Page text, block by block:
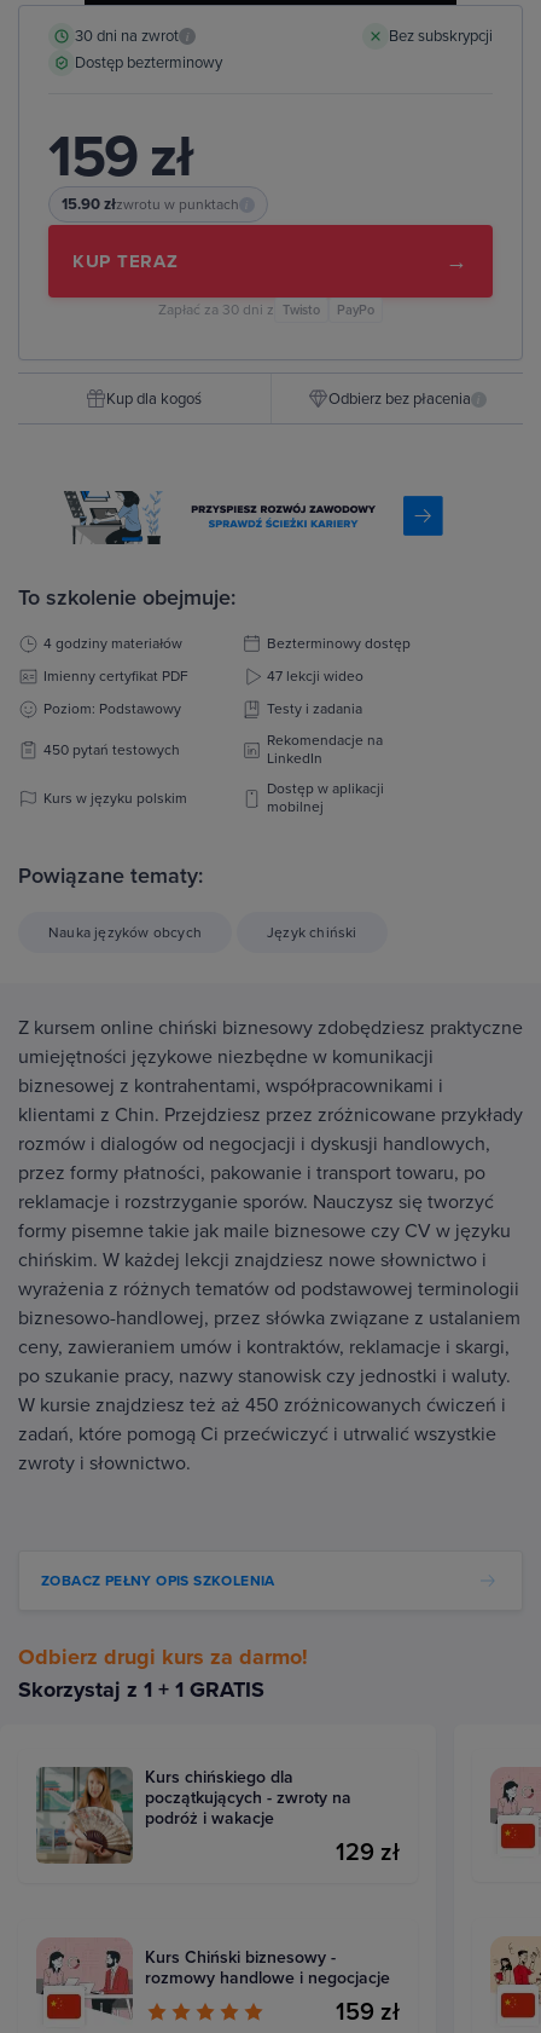
30 dni na zwrot i
Bez subskrypcji
Dostęp bezterminowy
159 zł
15.90 złzwrotu w punktach
KUP TERAZ →
Zapłać za 30 dni z Twisto PayPo
Kup dla kogoś Odbierz bez płacenia i
To szkolenie obejmuje:
4 godziny materiałów
Bezterminowy dostęp
Imienny certyfikat PDF
47 lekcji wideo
Poziom: Podstawowy
Testy i zadania
450 pytań testowych
Rekomendacje na
LinkedIn
Kurs w języku polskim
Dostęp w aplikacji
mobilnej
Powiązane tematy:
Nauka języków obcych Język chiński
Z kursem online chiński biznesowy zdobędziesz praktyczne
umiejętności językowe niezbędne w komunikacji
biznesowej z kontrahentami, współpracownikami i
klientami z Chin. Przejdziesz przez zróżnicowane przykłady
rozmów i dialogów od negocjacji i dyskusji handlowych,
przez formy płatności, pakowanie i transport towaru, po
reklamacje i rozstrzyganie sporów. Nauczysz się tworzyć
formy pisemne takie jak maile biznesowe czy CV w języku
chińskim. W każdej lekcji znajdziesz nowe słownictwo i
wyrażenia z różnych tematów od podstawowej terminologii
biznesowo-handlowej, przez słówka związane z ustalaniem
ceny, zawieraniem umów i kontraktów, reklamacje i skargi,
po szukanie pracy, nazwy stanowisk czy jednostki i waluty.
W kursie znajdziesz też aż 450 zróżnicowanych ćwiczeń i
zadań, które pomogą Ci przećwiczyć i utrwalić wszystkie
zwroty i słownictwo.
ZOBACZ PEŁNY OPIS SZKOLENIA
Odbierz drugi kurs za darmo!
Skorzystaj z 1 + 1 GRATIS
Kurs chińskiego dla
początkujących - zwroty na
podróż i wakacje
129 zł
Kurs Chiński biznesowy -
rozmowy handlowe i negocjacje
159 zł